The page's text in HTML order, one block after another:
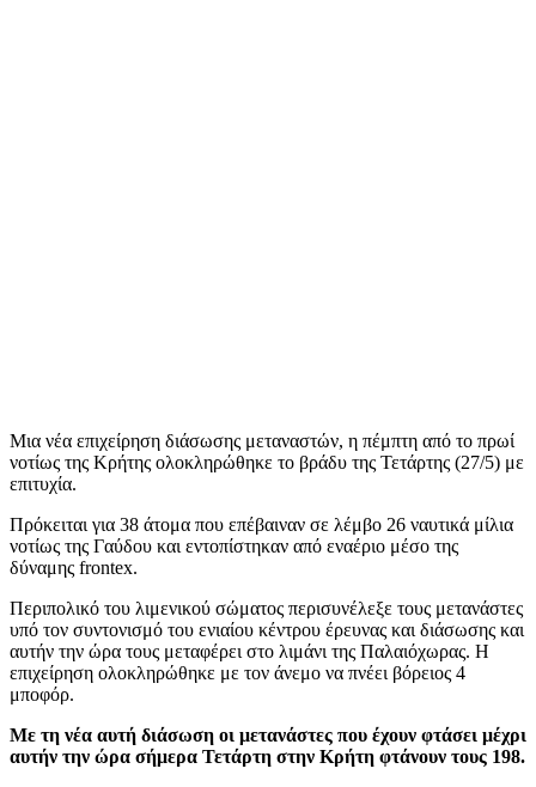
Μια νέα επιχείρηση διάσωσης μεταναστών, η πέμπτη από το πρωί
νοτίως της Κρήτης ολοκληρώθηκε τo βράδυ της Τετάρτης (27/5) με
επιτυχία.
Πρόκειται για 38 άτομα που επέβαιναν σε λέμβο 26 ναυτικά μίλια
νοτίως της Γαύδου και εντοπίστηκαν από εναέριο μέσο της
δύναμης frontex.
Περιπολικό του λιμενικού σώματος περισυνέλεξε τους μετανάστες
υπό τον συντονισμό του ενιαίου κέντρου έρευνας και διάσωσης και
αυτήν την ώρα τους μεταφέρει στο λιμάνι της Παλαιόχωρας. Η
επιχείρηση ολοκληρώθηκε με τον άνεμο να πνέει βόρειος 4
μποφόρ.
Με τη νέα αυτή διάσωση οι μετανάστες που έχουν φτάσει μέχρι
αυτήν την ώρα σήμερα Τετάρτη στην Κρήτη φτάνουν τους 198.